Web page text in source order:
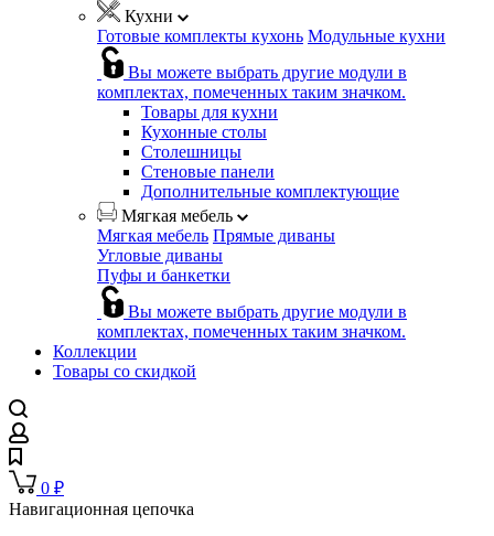
Кухни
Готовые комплекты кухонь Модульные кухни
Вы можете выбрать другие модули в
комплектах, помеченных таким значком.
Товары для кухни
Кухонные столы
Столешницы
Стеновые панели
Дополнительные комплектующие
Мягкая мебель
Мягкая мебель Прямые диваны
Угловые диваны
Пуфы и банкетки
Вы можете выбрать другие модули в
комплектах, помеченных таким значком.
Коллекции
Товары со скидкой
0 ₽
Навигационная цепочка